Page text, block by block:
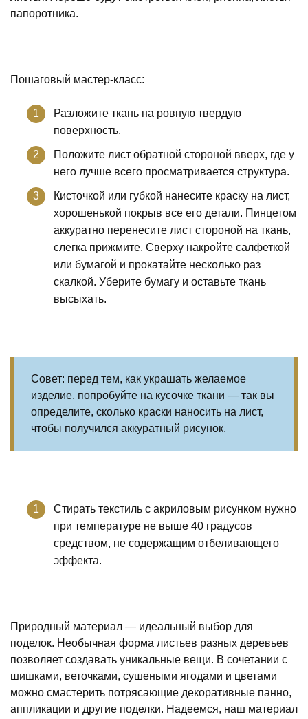
папоротника.
Пошаговый мастер-класс:
Разложите ткань на ровную твердую
поверхность.
Положите лист обратной стороной вверх, где у
него лучше всего просматривается структура.
Кисточкой или губкой нанесите краску на лист,
хорошенькой покрыв все его детали. Пинцетом
аккуратно перенесите лист стороной на ткань,
слегка прижмите. Сверху накройте салфеткой
или бумагой и прокатайте несколько раз
скалкой. Уберите бумагу и оставьте ткань
высыхать.
Совет: перед тем, как украшать желаемое
изделие, попробуйте на кусочке ткани — так вы
определите, сколько краски наносить на лист,
чтобы получился аккуратный рисунок.
Стирать текстиль с акриловым рисунком нужно
при температуре не выше 40 градусов
средством, не содержащим отбеливающего
эффекта.
Природный материал — идеальный выбор для
поделок. Необычная форма листьев разных деревьев
позволяет создавать уникальные вещи. В сочетании с
шишками, веточками, сушеными ягодами и цветами
можно смастерить потрясающие декоративные панно,
аппликации и другие поделки. Надеемся, наш материал